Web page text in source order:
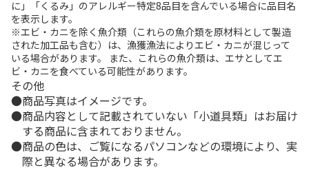
に」「くるみ」のアレルギー特定8品目を含んでいる場合に品目名
を表示します。
※エビ・カニを除く魚介類（これらの魚介類を原材料として製造
された加工品も含む）は、漁獲漁法によりエビ・カニが混じって
いる場合があります。 また、これらの魚介類は、エサとしてエ
ビ・カニを食べている可能性があります。
その他
商品写真はイメージです。
商品内容として記載されていない「小道具類」はお届け
する商品に含まれておりません。
商品の色は、ご覧になるパソコンなどの環境により、実
際と異なる場合があります。